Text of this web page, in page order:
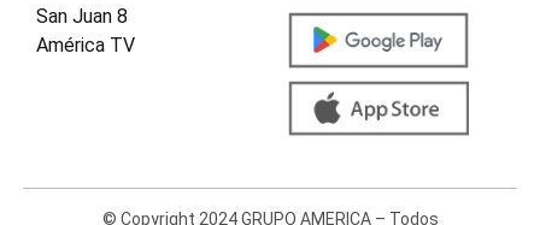
San Juan 8
América TV
© Copyright 2024 GRUPO AMERICA – Todos